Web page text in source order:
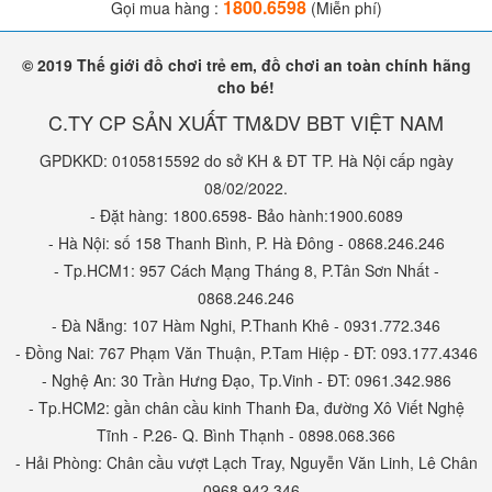
đồ và có thể bắt chước người lớn nấu nướng với món đồ chơi yêu
thích của mình.
Bé học cách sắp xếp đồ vật
sắp xếp mọi thứ thật gọn gàng, ngăn nắp. Vì nếu trẻ để mọi thứ
bừa bộn sẽ rất khó khăn trong việc tìm kiếm khi chơi tưởng tượng
nấu nướng.
Bé học cách dọn dẹp
Thông qua việc vui chơi cùng đồ chơi nhà bếp cho bé, bé cũng
được học cách dọn dẹp, vệ sinh các đồ dùng như trong thực tế.
Đây cũng là cách thú vị để hình thành thói quen dọn dẹp ngăn nắp
cho bé ngay từ nhỏ.
Bé học đếm, tính toán
Gọi mua hàng : 1800.6598(Miễn phí)
© 2019 Thế giới đồ chơi trẻ em, đồ chơi an toàn chính hãng
cho bé!
C.TY CP SẢN XUẤT TM&DV BBT VIỆT NAM
GPDKKD: 0105815592 do sở KH & ĐT TP. Hà Nội cấp ngày
08/02/2022.
- Đặt hàng: 1800.6598- Bảo hành:1900.6089
- Hà Nội: số 158 Thanh Bình, P. Hà Đông - 0868.246.246
- Tp.HCM1: 957 Cách Mạng Tháng 8, P.Tân Sơn Nhất -
0868.246.246
- Đà Nẵng: 107 Hàm Nghi, P.Thanh Khê - 0931.772.346
- Đồng Nai: 767 Phạm Văn Thuận, P.Tam Hiệp - ĐT: 093.177.4346
- Nghệ An: 30 Trần Hưng Đạo, Tp.Vinh - ĐT: 0961.342.986
- Tp.HCM2: gần chân cầu kinh Thanh Đa, đường Xô Viết Nghệ
Tĩnh - P.26- Q. Bình Thạnh - 0898.068.366
- Hải Phòng: Chân cầu vượt Lạch Tray, Nguyễn Văn Linh, Lê Chân